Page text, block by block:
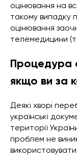
оцінювання на
такому випадку
оцінювання
телемедицини
Процедура
якщо ви за
Деякі хворі
українські
території
проблем не